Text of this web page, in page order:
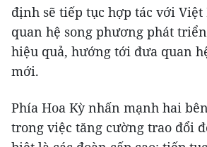
định sẽ tiếp tục hợp tác với Việt
quan hệ song phương phát
hiệu quả, hướng tới đưa quan
mới.
Phía Hoa Kỳ nhấn mạnh hai
trong việc tăng cường trao đổi